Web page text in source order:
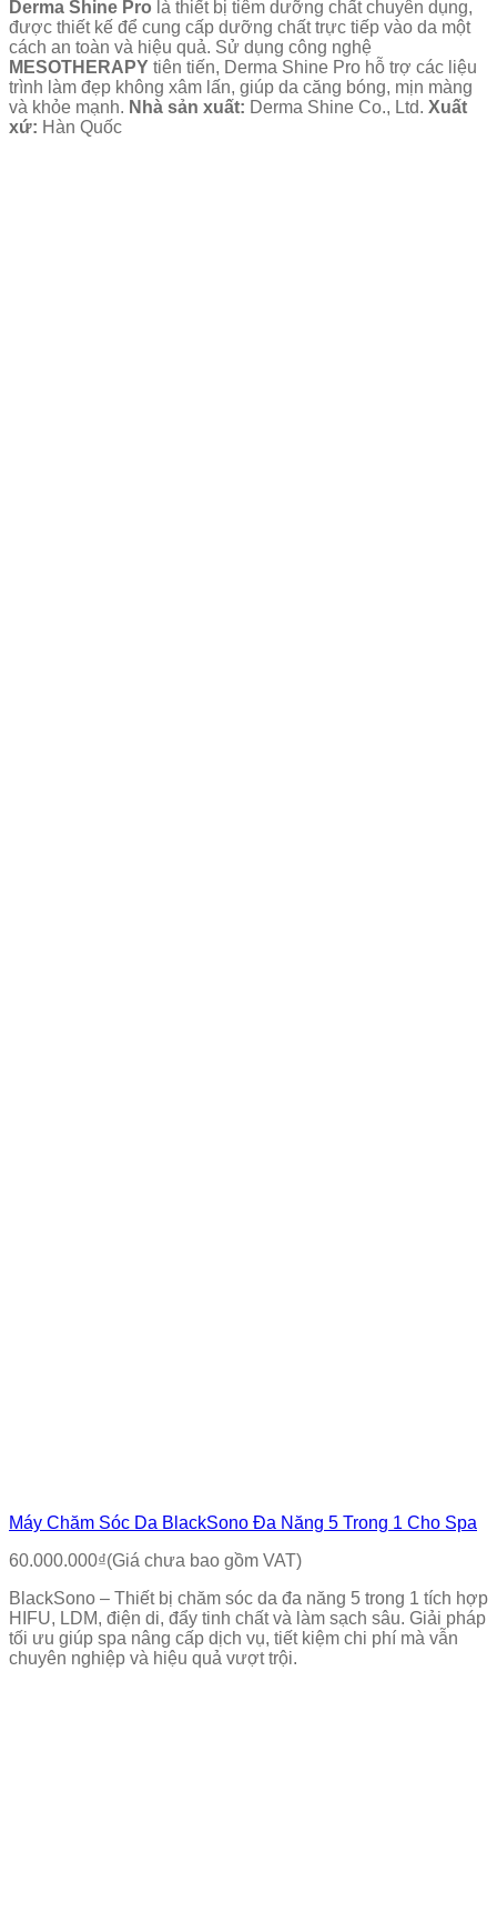
Derma Shine Pro là thiết bị tiêm dưỡng chất chuyên dụng,
được thiết kế để cung cấp dưỡng chất trực tiếp vào da một
cách an toàn và hiệu quả. Sử dụng công nghệ
MESOTHERAPY tiên tiến, Derma Shine Pro hỗ trợ các liệu
trình làm đẹp không xâm lấn, giúp da căng bóng, mịn màng
và khỏe mạnh. Nhà sản xuất: Derma Shine Co., Ltd. Xuất
xứ: Hàn Quốc
Máy Chăm Sóc Da BlackSono Đa Năng 5 Trong 1 Cho Spa
60.000.000₫(Giá chưa bao gồm VAT)
BlackSono – Thiết bị chăm sóc da đa năng 5 trong 1 tích hợp
HIFU, LDM, điện di, đẩy tinh chất và làm sạch sâu. Giải pháp
tối ưu giúp spa nâng cấp dịch vụ, tiết kiệm chi phí mà vẫn
chuyên nghiệp và hiệu quả vượt trội.